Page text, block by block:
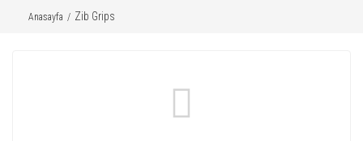
Anasayfa Zib Grips